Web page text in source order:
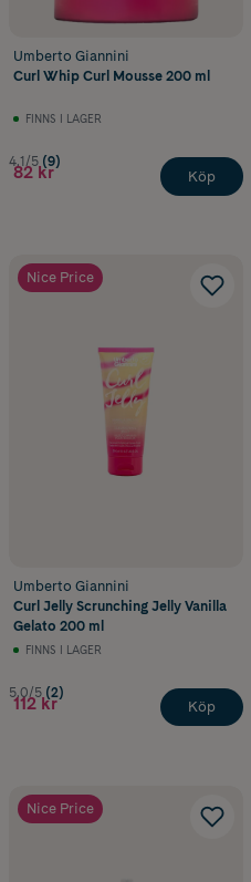
Umberto Giannini
Curl Whip Curl Mousse 200 ml
FINNS I LAGER
4.1/5 (9)
82 kr Köp
Nice Price
Umberto Giannini
Curl Jelly Scrunching Jelly Vanilla
Gelato 200 ml
FINNS I LAGER
5.0/5 (2)
112 kr Köp
Nice Price